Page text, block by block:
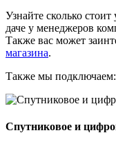
Узнайте сколько
даче у менеджеров
Также вас может
магазина.
Также мы подключаем:
Спутниковое и